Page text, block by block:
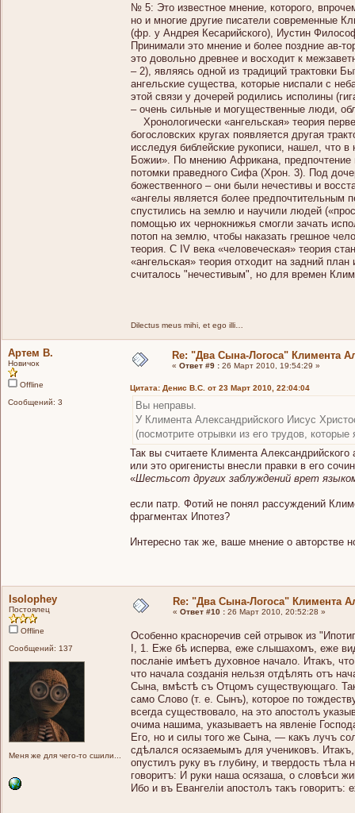
№ 5: Это известное мнение, которого,
но и многие другие писатели современные
(фр. у Андрея Кесарийского), Иустин
Принимали это мнение и более поздние ав-
это довольно древнее и восходит к
– 2), являясь одной из традиций трактовки
ангельские существа, которые ниспали с
этой связи у дочерей родились исполины
– очень сильные и могущественные люди,
Хронологически «ангельская» теория
богословских кругах появляется другая
исследуя библейские рукописи, нашел, что
Божии». По мнению Африкана,
потомки праведного Сифа (Хрон. 3). Под
божественного – они были нечестивы и
«ангелы является более предпочтительным
спустились на землю и научили людей
помощью их чернокнижья смогли зачать
потоп на землю, чтобы наказать грешное
теория. С IV века «человеческая» теория
«ангельская» теория отходит на задний
считалось "нечестивым", но для
Dilectus meus mihi, et ego illi…
Артем В.
Новичок
Offline
Сообщений: 3
Re: "Два Сына-Логоса" Климента
« Ответ #9 : 26 Март 2010, 19:54:29 »
Цитата: Денис В.С. от 23 Март 2010, 22:04:04
Вы неправы.
У Климента Александрийского Иисус
(посмотрите отрывки из его трудов,
Так вы считаете Климента Александрийского
или это оригенисты внесли правки в его
«Шестьсот других заблуждений врет
если патр. Фотий не понял рассуждений
фрагментах Ипотез?
Интересно так же, ваше мнение о авторстве
Isolophey
Постоялец
Offline
Сообщений: 137
Меня же для чего-то сшили...
Re: "Два Сына-Логоса" Климента
« Ответ #10 : 26 Март 2010, 20:52:28 »
Особенно красноречив сей отрывок из
I, 1. Еже бѣ исперва, еже слышахомъ, еже
посланіе имѣетъ духовное начало. Итакъ,
что начала созданія нельзя отдѣлять отъ
Сына, вмѣстѣ съ Отцомъ существующаго.
само Слово (т. е. Сынъ), которое по
всегда существовало, на это апостолъ
очима нашима, указываетъ на явленіе
Его, но и силы того же Сына, — какъ лучъ
сдѣлался осязаемымъ для учениковъ.
опустилъ руку въ глубину, и твердость
говоритъ: И руки наша осязаша, о словѣси
Ибо и въ Евангеліи апостолъ такъ